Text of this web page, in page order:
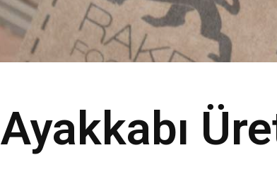
Ayakkabı